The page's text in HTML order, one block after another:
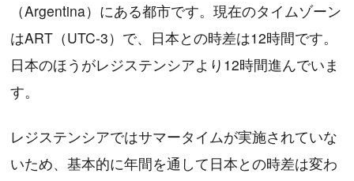
（Argentina）にある都市です。現在のタイムゾーン
はART（UTC-3）で、日本との時差は12時間です。
日本のほうがレジステンシアより12時間進んでいま
す。
レジステンシアではサマータイムが実施されていな
いため、基本的に年間を通して日本との時差は変わ